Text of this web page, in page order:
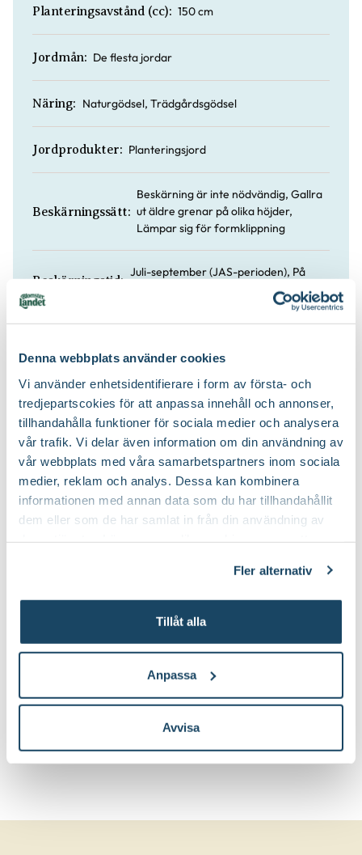
Denna webbplats använder cookies
Vi använder enhetsidentifierare i form av första- och
tredjepartscokies för att anpassa innehåll och annonser,
tillhandahålla funktioner för sociala medier och analysera
vår trafik. Vi delar även information om din användning av
vår webbplats med våra samarbetspartners inom sociala
medier, reklam och analys. Dessa kan kombinera
informationen med annan data som du har tillhandahållit
dem eller som de har samlat in från din användning av
Fler alternativ
Tillåt alla
Anpassa
Avvisa
Planteringsavstånd (cc): 150 cm
Jordmån: De flesta jordar
Näring: Naturgödsel, Trädgårdsgödsel
Jordprodukter: Planteringsjord
Beskärningssätt:
Beskärning är inte nödvändig, Gallra
ut äldre grenar på olika höjder,
Lämpar sig för formklippning
Beskärningstid:
Juli-september (JAS-perioden), På
tålighet:
Stadsklimat, Torr jord
Köp till för ett lyckat resultat
Felco
Välj butik
Slut i lager
Till Produkten
till Sekatör Felco 4 produktsida
2 för 170:-
Jord/Planteringsjord
89 90
Välj butik
Online
Till Produkten
till Hasselfors P-